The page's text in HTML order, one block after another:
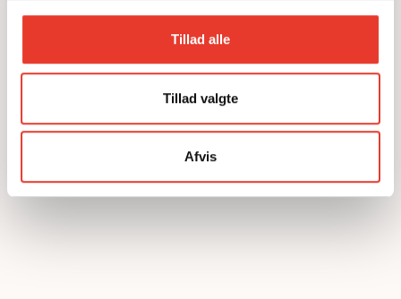
Tillad alle
Tillad valgte
Afvis
Se videoreportage med professor i kulturmødestudier
Garbi Schmidt og deltagere fra VidenSkabers workshop
på FLUGT - Refugee Museum of Denmark.